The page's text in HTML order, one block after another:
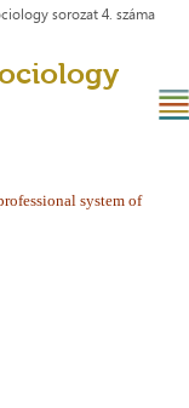
sorozat 4. száma
system of